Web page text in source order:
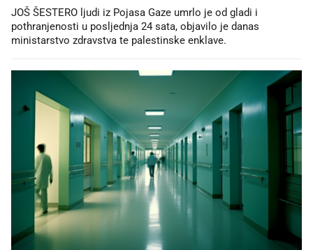
JOŠ ŠESTERO ljudi iz Pojasa Gaze umrlo je od gladi i
pothranjenosti u posljednja 24 sata, objavilo je danas
ministarstvo zdravstva te palestinske enklave.